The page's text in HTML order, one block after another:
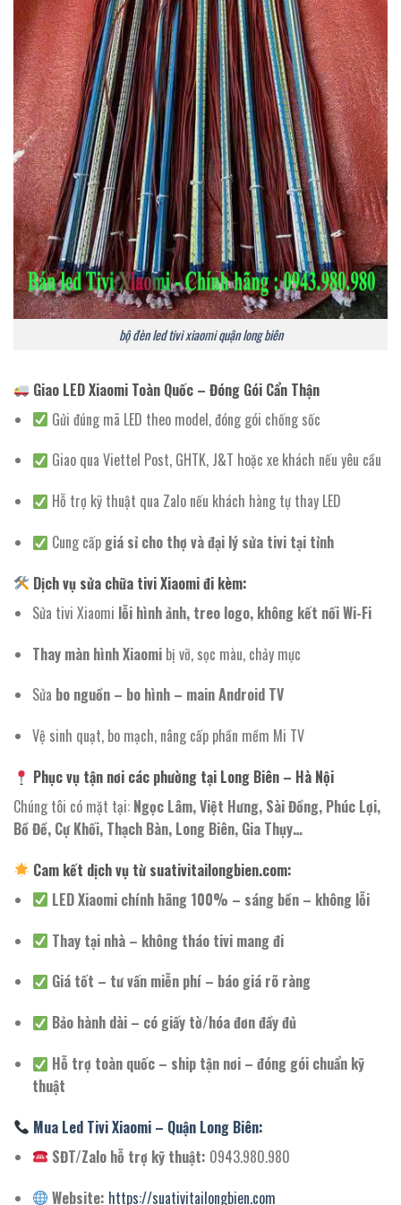
bộ đèn led tivi xiaomi quận long biên
Giao LED Xiaomi Toàn Quốc – Đóng Gói Cẩn Thận
Gửi đúng mã LED theo model, đóng gói chống sốc
Giao qua Viettel Post, GHTK, J&T hoặc xe khách nếu yêu cầu
Hỗ trợ kỹ thuật qua Zalo nếu khách hàng tự thay LED
Cung cấp giá sỉ cho thợ và đại lý sửa tivi tại tỉnh
Dịch vụ sửa chữa tivi Xiaomi đi kèm:
Sửa tivi Xiaomi lỗi hình ảnh, treo logo, không kết nối Wi-Fi
Thay màn hình Xiaomibị vỡ, sọc màu, chảy mực
Sửa bo nguồn – bo hình – main Android TV
Vệ sinh quạt, bo mạch, nâng cấp phần mềm Mi TV
Phục vụ tận nơi các phường tại Long Biên – Hà Nội
Chúng tôi có mặt tại: Ngọc Lâm, Việt Hưng, Sài Đồng, Phúc Lợi,
Bồ Đề, Cự Khối, Thạch Bàn, Long Biên, Gia Thụy…
Cam kết dịch vụ từ suativitailongbien.com:
LED Xiaomi chính hãng 100% – sáng bền – không lỗi
Thay tại nhà – không tháo tivi mang đi
Giá tốt – tư vấn miễn phí – báo giá rõ ràng
Bảo hành dài – có giấy tờ/hóa đơn đầy đủ
Hỗ trợ toàn quốc – ship tận nơi – đóng gói chuẩn kỹ
thuật
Mua Led Tivi Xiaomi – Quận Long Biên:
SĐT/Zalo hỗ trợ kỹ thuật: 0943.980.980
Website: https://suativitailongbien.com